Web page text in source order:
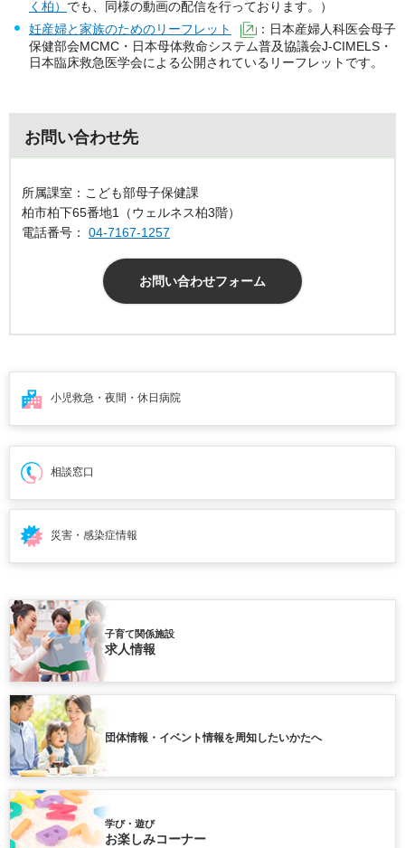
く柏） でも、同様の動画の配信を行っております。）
妊産婦と家族のためのリーフレット
（外部サイトへリンク）
：日本産婦人科医会母子
保健部会MCMC・日本母体救命システム普及協議会J-CIMELS・
日本臨床救急医学会による公開されているリーフレットです。
お問い合わせ先
所属課室：こども部母子保健課
柏市柏下65番地1（ウェルネス柏3階）
電話番号：
04-7167-1257
お問い合わせフォーム
小児救急・夜間・ 休日病院
相談窓口
災害・感染症情報
子育て関係施設
求人情報
団体情報・イベント情報を周知したいかたへ
学び・遊び
お楽しみコーナー